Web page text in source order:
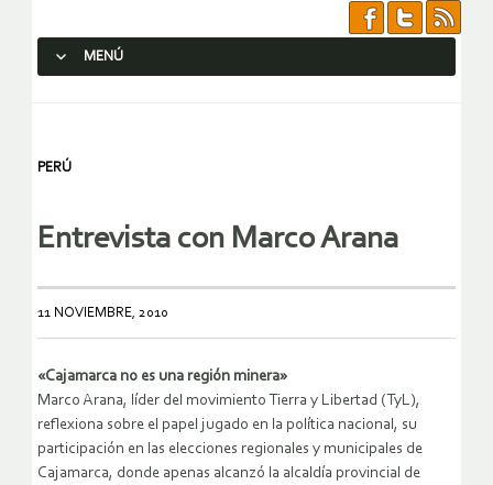
MENÚ
PERÚ
Entrevista con Marco Arana
11 NOVIEMBRE, 2010
«Cajamarca no es una región minera»
Marco Arana, líder del movimiento Tierra y Libertad (TyL),
reflexiona sobre el papel jugado en la política nacional, su
participación en las elecciones regionales y municipales de
Cajamarca, donde apenas alcanzó la alcaldía provincial de